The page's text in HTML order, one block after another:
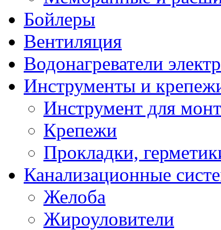
Бойлеры
Вентиляция
Водонагреватели
Инструменты и
Инструмент для
Крепежи
Прокладки,
Канализационные
Желоба
Жироуловители